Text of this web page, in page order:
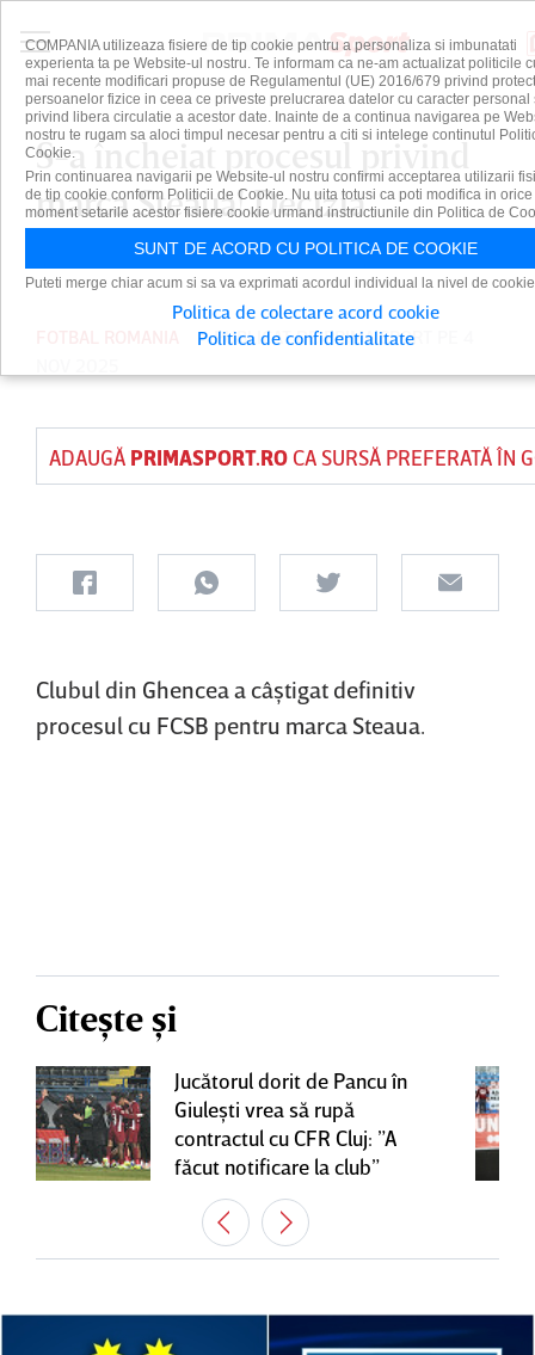
S-a încheiat procesul privind
marca Steaua! Decizia
definitivă luată de ÎCCJ
PUBLICAT DEPRIMA SPORT
ADAUGĂ PRIMASPORT.ROCA SURSĂ PREFERATĂ ÎN
Clubul din Ghencea a câştigat definitiv
procesul cu FCSB pentru marca Steaua.
Citește și
Jucătorul dorit de Pancu în
Giuleşti vrea să rupă
contractul cu CFR Cluj: ”A
făcut notificare la club”
COMPANIA utilizeaza fisiere de tip cookie pentru a personaliza si imbunatati
experienta ta pe Website-ul nostru. Te informam ca ne-am actualizat politicile
mai recente modificari propuse de Regulamentul (UE) 2016/679 privind
persoanelor fizice in ceea ce priveste prelucrarea datelor cu caracter personal
privind libera circulatie a acestor date. Inainte de a continua navigarea pe
nostru te rugam sa aloci timpul necesar pentru a citi si intelege continutul
Cookie.
Prin continuarea navigarii pe Website-ul nostru confirmi acceptarea utilizarii
de tip cookie conform Politicii de Cookie. Nu uita totusi ca poti modifica in orice
moment setarile acestor fisiere cookie urmand instructiunile din Politica de
SUNT DE ACORD CU POLITICA DE COOKIE
Puteti merge chiar acum si sa va exprimati acordul individual la nivel de
Politica de colectare acord cookie
Politica de confidentialitate